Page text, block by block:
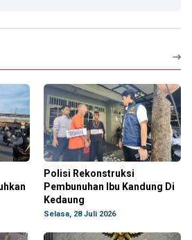
Polisi Rekonstruksi
Pembunuhan Ibu Kandung Di
Kedaung
Selasa, 28 Juli 2026